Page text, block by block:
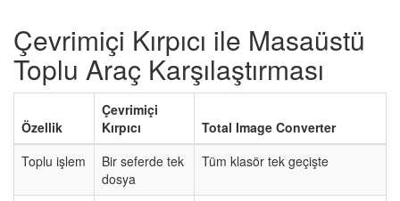
Çevrimiçi Kırpıcı ile Masaüstü
Toplu Araç Karşılaştırması
Özellik
Çevrimiçi
Kırpıcı
Total Image Converter
Toplu işlem
Bir seferde tek
dosya
Tüm klasör tek geçişte